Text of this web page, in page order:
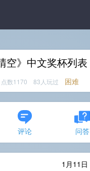
空》中文奖杯列表
点数1170 83人玩过 困难
评论 问答
1月11日